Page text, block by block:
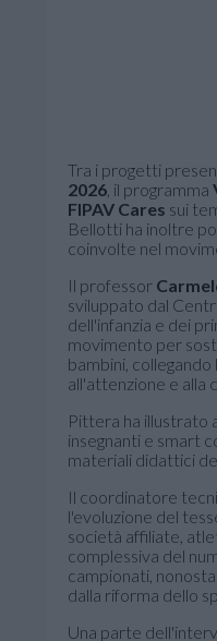
Tra i progetti
2026 , il programma
FIPAV Cares sui
Bellotti ha inoltre
coinvolte nel
Il professor
sviluppato dal
dell'infanzia e dei
movimento per
bambini, collegando
all'attenzione e alla
Pittera ha illustrato
insegnanti e smart
materiali didattici
Il coordinatore
l'evoluzione del
società affiliate,
complessiva del
campionati,
dalla riforma dello
Una parte